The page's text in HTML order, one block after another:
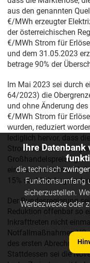
aus den genannten
€/MWh erzeugter
der österreichischen
€/MWh Strom für
und dem 31.05.2023
betrage 90% der
Im Mai 2023 sei durch
64/2023) die
und ohne Änderung
€/MWh Strom für
wurden, reduziert
lediglich hervor, dass
Strom unter der
Großhandelspreise
eine solch extreme
15% sachlich
Der Bundesregierung
Reduktion offenbar so
Inkrafttreten nicht
Notfallmaßnahmen-VO
des ersten
Stattdessen sei die
Ihre
die technisch
Funktionsumfang
sicherzustellen.
Werbezwecke oder